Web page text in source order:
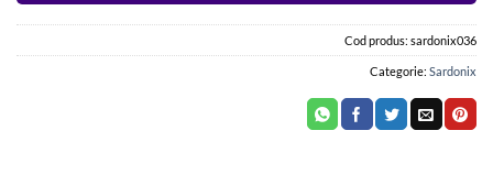
Cod produs: sardonix036
Categorie: Sardonix